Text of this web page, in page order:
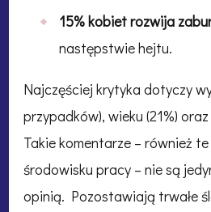
15% kobiet rozwija
następstwie hejtu.
Najczęściej krytyka dotyczy
przypadków), wieku (21%)
Takie komentarze – również
środowisku pracy – nie są
opinią. Pozostawiają trwałe